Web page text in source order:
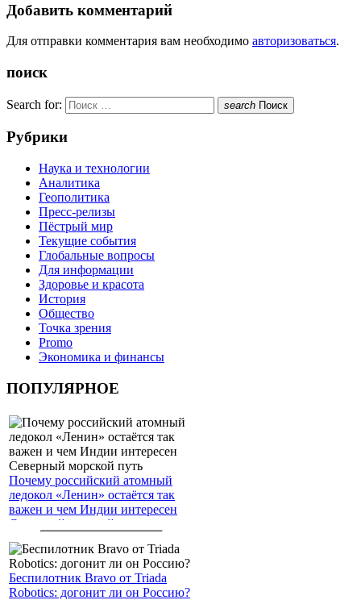
Добавить комментарий
Для отправки комментария вам необходимо авторизоваться.
поиск
Search for: search Поиск
Рубрики
Наука и технологии
Аналитика
Геополитика
Пресс-релизы
Пёстрый мир
Текущие события
Глобальные вопросы
Для информации
Здоровье и красота
История
Общество
Точка зрения
Promo
Экономика и финансы
ПОПУЛЯРНОЕ
Почему российский атомный
ледокол «Ленин» остаётся так
важен и чем Индии интересен
Северный морской путь
Беспилотник Bravo от Triada
Robotics: догонит ли он Россию?